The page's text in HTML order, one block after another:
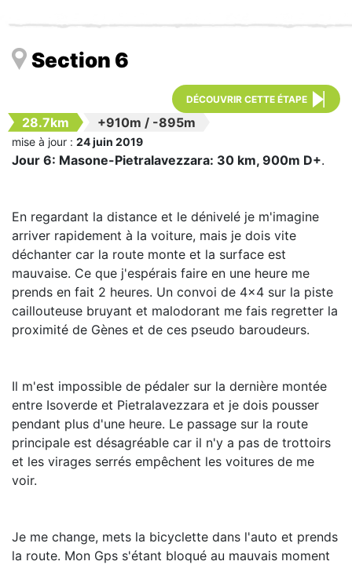
Section 6
DÉCOUVRIR CETTE ÉTAPE
28.7km +910m / -895m
mise à jour : 24 juin 2019
Jour 6: Masone-Pietralavezzara: 30 km, 900m D+.
En regardant la distance et le dénivelé je m'imagine
arriver rapidement à la voiture, mais je dois vite
déchanter car la route monte et la surface est
mauvaise. Ce que j'espérais faire en une heure me
prends en fait 2 heures. Un convoi de 4x4 sur la piste
caillouteuse bruyant et malodorant me fais regretter la
proximité de Gènes et de ces pseudo baroudeurs.
Il m'est impossible de pédaler sur la dernière montée
entre Isoverde et Pietralavezzara et je dois pousser
pendant plus d'une heure. Le passage sur la route
principale est désagréable car il n'y a pas de trottoirs
et les virages serrés empêchent les voitures de me
voir.
Je me change, mets la bicyclette dans l'auto et prends
la route. Mon Gps s'étant bloqué au mauvais moment